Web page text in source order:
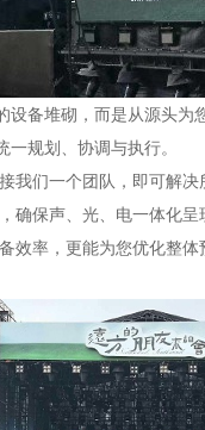
设备堆砌，而是从源头
规划、协调与执行。
我们一个团队，即可解
确保声、光、电一体化
效率，更能为您优化整体